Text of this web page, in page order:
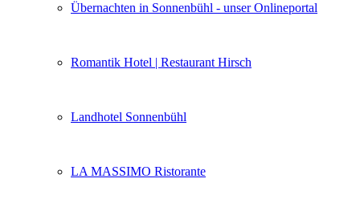
Übernachten in Sonnenbühl - unser Onlineportal
Romantik Hotel | Restaurant Hirsch
Landhotel Sonnenbühl
LA MASSIMO Ristorante